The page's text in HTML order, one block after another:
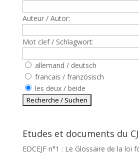
Auteur / Autor:
Mot clef / Schlagwort:
allemand / deutsch
francais / französisch
les deux / beide
Etudes et documents du
EDCEJF n°1 : Le Glossaire de la loi